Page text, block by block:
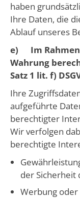
haben
Ihre Daten, die
Ablauf unseres
e) Im Rahmen
Wahrung
Satz 1 lit. f)
Ihre
aufgeführte
berechtigter
Wir verfolgen
berechtigte
der Sicherheit
Werbung